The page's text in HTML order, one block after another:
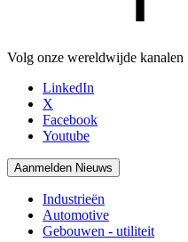
Volg onze wereldwijde kanalen
LinkedIn
X
Facebook
Youtube
Aanmelden Nieuws
Industrieën
Automotive
Gebouwen - utiliteit